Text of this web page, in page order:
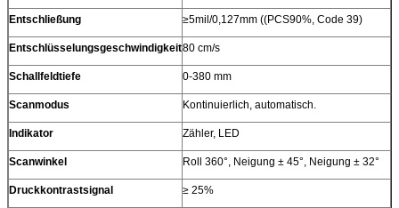
Entschließung ≥5mil/0,127mm ((PCS90%, Code 39)
Entschlüsselungsgeschwindigkeit80 cm/s
Schallfeldtiefe 0-380 mm
Scanmodus Kontinuierlich, automatisch.
Indikator Zähler, LED
Scanwinkel Roll 360°, Neigung ± 45°, Neigung ± 32°
Druckkontrastsignal ≥ 25%